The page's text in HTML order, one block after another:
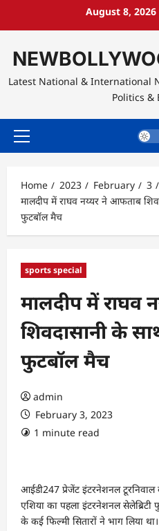
August 8, 2026
Latest National & International
Politics &
Primary
Home 2023 February
3
मालदीप में राघव नय्यर ने आफताब
फुटबॉल मैच
sports special
मालदीप में राघव
शिवदासानी के
फुटबॉल मैच
admin
February 3, 2023
1 minute read
आईडी247 प्रेजेंट इंटरनेशनल
एशिया का पहला इंटरनेशनल सेलेब्रिटी
के कई फिल्मी सितारों ने भाग लिया